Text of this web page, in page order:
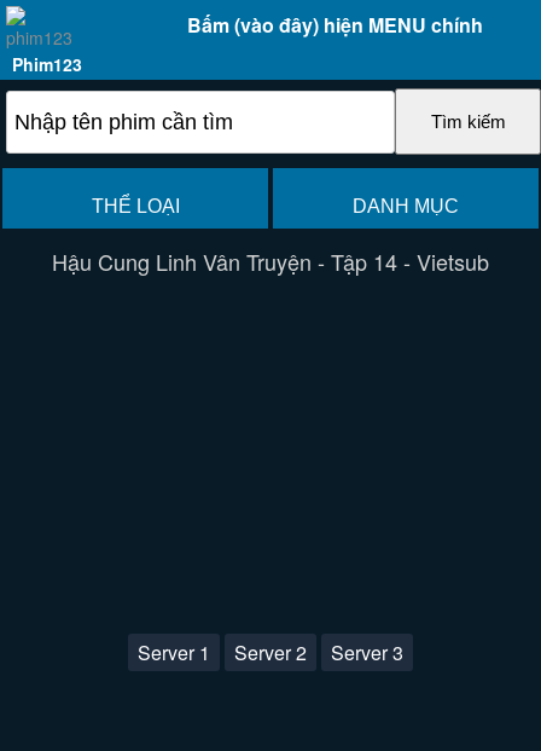
Bấm (vào đây) hiện MENU chính
Phim123
THỂ LOẠI DANH MỤC
Hậu Cung Linh Vân Truyện - Tập 14 - Vietsub
Server 1 Server 2 Server 3